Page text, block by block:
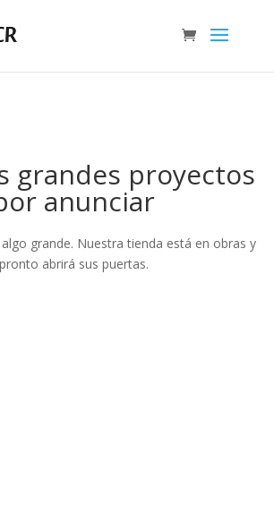
grandes proyectos
anunciar
grande. Nuestra tienda está en obras y
pronto abrirá sus puertas.